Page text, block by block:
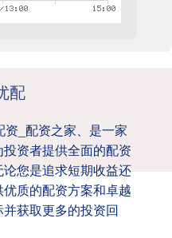
配
_配资之家、是一家
资者提供全面的配资
您是追求短期收益还
质的配资方案和卓越
获取更多的投资回